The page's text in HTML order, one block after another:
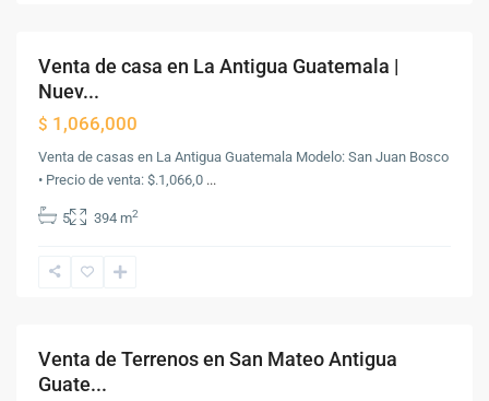
Venta de casa en La Antigua Guatemala |
Nuev...
$ 1,066,000
Venta de casas en La Antigua Guatemala Modelo: San Juan Bosco
• Precio de venta: $.1,066,0 ...
5 394 m2
Antigua
Antigua
Venta de Terrenos en San Mateo Antigua
Guate...